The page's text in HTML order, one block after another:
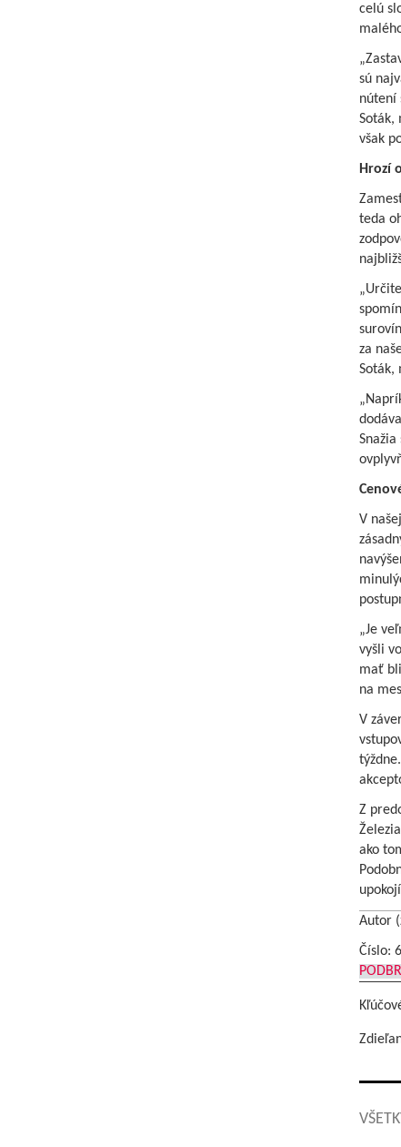
celú
sú
nútení
Soták,
však
Hrozí
teda
za
Soták,
V
„Je
vyšli
mať
na
V
Z
ako
Autor
Číslo: